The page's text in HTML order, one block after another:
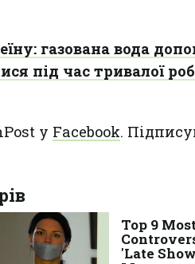
газована вода
під час тривалої
у Facebook.